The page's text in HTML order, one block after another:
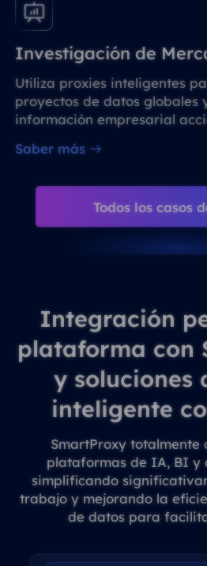
Investigación de
Utiliza proxies inteligentes
proyectos de datos globales
información empresarial
Saber más
Todos los casos
Integración
plataforma con
y soluciones
inteligente
SmartProxy totalmente
plataformas de IA, BI y
simplificando
trabajo y mejorando la
de datos para